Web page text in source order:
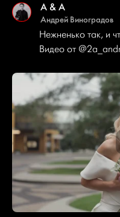
A & A
Андрей Виноградов
Нежненько так, и
Видео от